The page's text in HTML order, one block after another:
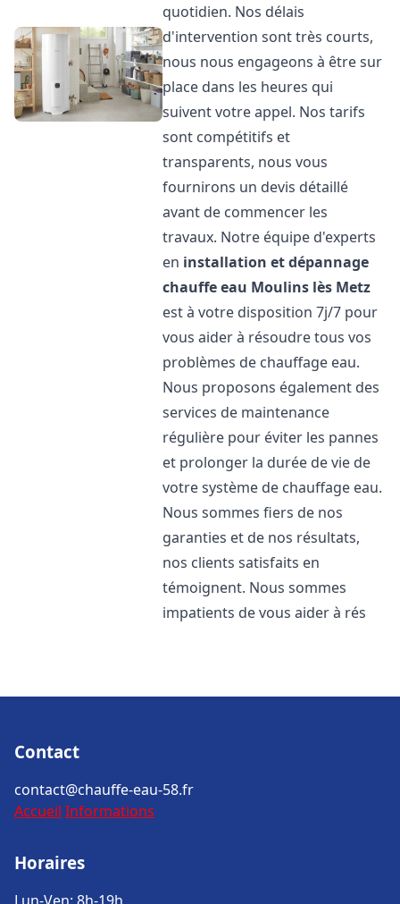
quotidien. Nos délais
d'intervention sont très courts,
nous nous engageons à être sur
place dans les heures qui
suivent votre appel. Nos tarifs
sont compétitifs et
transparents, nous vous
fournirons un devis détaillé
avant de commencer les
travaux. Notre équipe d'experts
en installation et dépannage
chauffe eau Moulins lès Metz
est à votre disposition 7j/7 pour
vous aider à résoudre tous vos
problèmes de chauffage eau.
Nous proposons également des
services de maintenance
régulière pour éviter les pannes
et prolonger la durée de vie de
votre système de chauffage eau.
Nous sommes fiers de nos
garanties et de nos résultats,
nos clients satisfaits en
témoignent. Nous sommes
impatients de vous aider à rés
Contact
contact@chauffe-eau-58.fr
Accueil Informations
Horaires